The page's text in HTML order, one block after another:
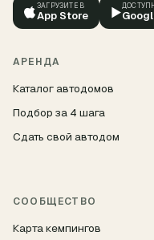
ЗАГРУЗИТЕ В
App Store ▶
АРЕНДА
Каталог автодомов
Подбор за 4 шага
Сдать свой автодом
СООБЩЕСТВО
Карта кемпингов